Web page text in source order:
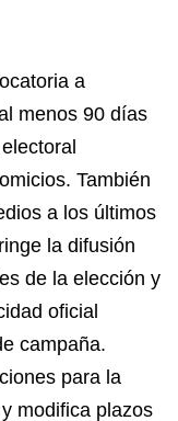
a
menos 90 días
También
a los últimos
la difusión
de la elección y
oficial
campaña.
para la
modifica plazos